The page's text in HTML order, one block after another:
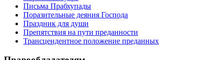
Письма Прабхупады
Поразительные деяния Господа
Праздник для души
Препятствия на пути преданности
Трансцендентное положение преданных